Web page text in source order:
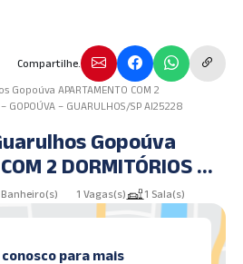
Compartilhe.
APARTAMENTO COM 2
GOPOÚVA – GUARULHOS/SP AI25228
Gopoúva
2 DORMITÓRIOS À
GOPOÚVA –
GUARULHOS/SP AI25228
Banheiro(s) 1 Vagas(s) 1 Sala(s)
para mais